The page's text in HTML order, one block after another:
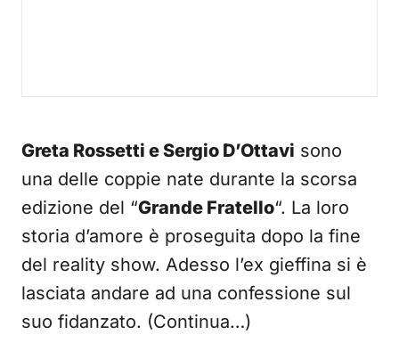
Greta Rossetti e Sergio D’Ottavi sono
una delle coppie nate durante la scorsa
edizione del “Grande Fratello“. La loro
storia d’amore è proseguita dopo la fine
del reality show. Adesso l’ex gieffina si è
lasciata andare ad una confessione sul
suo fidanzato. (Continua…)